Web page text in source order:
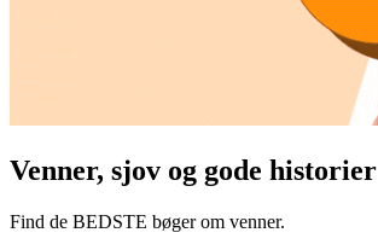
Venner, sjov og gode historier
Find de BEDSTE bøger om venner.